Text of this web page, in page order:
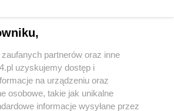
partnerów oraz inne
uzyskujemy dostęp i
na urządzeniu oraz
osobowe, takie jak unikalne
informacje wysyłane przez